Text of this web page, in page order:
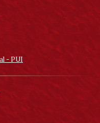
- PUI